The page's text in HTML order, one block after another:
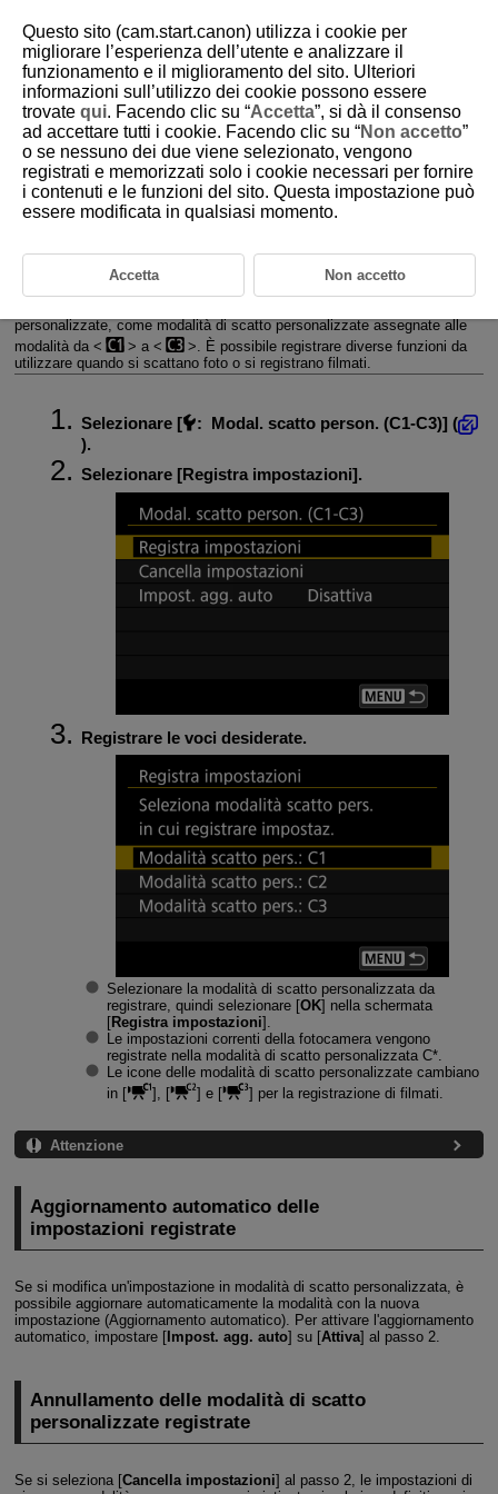
D180-229
Modalità di scatto personalizzate
(C1 - C3)
Aggiornamento automatico delle impostazioni registrate
Annullamento delle modalità di scatto personalizzate registrate
È possibile registrare le impostazioni correnti della fotocamera, ad
personalizzate, come modalità di scatto personalizzate assegnate alle
modalità da
a
. È possibile registrare diverse funzioni da
utilizzare quando si scattano foto o si registrano filmati.
Selezionare [ : Modal. scatto person. (C1-C3)] (
).
Selezionare [Registra impostazioni].
Registrare le voci desiderate.
Selezionare la modalità di scatto personalizzata da
registrare, quindi selezionare [OK] nella schermata
[Registra impostazioni].
Le impostazioni correnti della fotocamera vengono
registrate nella modalità di scatto personalizzata C*.
Le icone delle modalità di scatto personalizzate cambiano
in [
], [ ] e [ ] per la registrazione di filmati.
Attenzione
Aggiornamento automatico delle
impostazioni registrate
Se si modifica un'impostazione in modalità di scatto personalizzata, è
possibile aggiornare automaticamente la modalità con la nuova
impostazione (Aggiornamento automatico). Per attivare l'aggiornamento
automatico, impostare [Impost. agg. auto] su [Attiva] al passo 2.
Annullamento delle modalità di scatto
personalizzate registrate
Se si seleziona [Cancella impostazioni] al passo 2, le impostazioni di
Questo sito (cam.start.canon) utilizza i cookie per
migliorare l’esperienza dell’utente e analizzare il
funzionamento e il miglioramento del sito. Ulteriori
informazioni sull’utilizzo dei cookie possono essere
trovate qui. Facendo clic su “Accetta”, si dà il consenso
ad accettare tutti i cookie. Facendo clic su “Non accetto”
o se nessuno dei due viene selezionato, vengono
registrati e memorizzati solo i cookie necessari per fornire
i contenuti e le funzioni del sito. Questa impostazione può
essere modificata in qualsiasi momento.
Accetta Non accetto